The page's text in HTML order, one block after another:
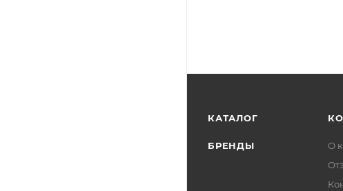
КАТАЛОГ
БРЕНДЫ
О